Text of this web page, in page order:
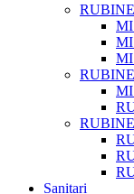
Sanitari